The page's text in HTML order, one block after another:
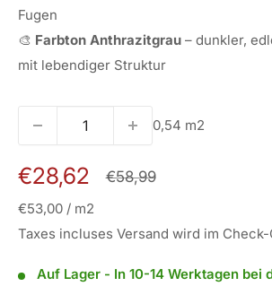
Fugen
🎨 Farbton Anthrazitgrau – dunkler,
mit lebendiger Struktur
0,54 m2
Prix
réduit
€28,62
Prix
normal
€58,99
€53,00 / m2
Taxes incluses Versand wird im
Auf Lager - In 10-14 Werktagen bei